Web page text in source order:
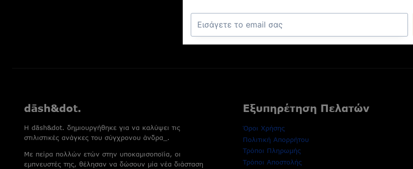
dāsh&dot.
H dāsh&dot. δημιουργήθηκε για να καλύψει τις
στιλιστικές ανάγκες του σύγχρονου άνδρα_.
Με πείρα πολλών ετών στην υποκαμισοποϊία, οι
εμπνευστές της, θέλησαν να δώσουν μία νέα διάσταση
Εξυπηρέτηση Πελατών
Όροι Χρήσης
Πολιτική Απορρήτου
Τρόποι Πληρωμής
Τρόποι Αποστολής